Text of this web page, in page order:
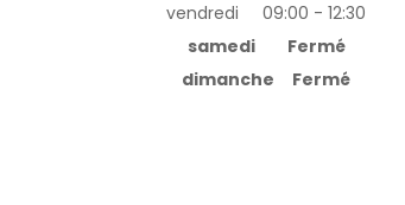
vendredi 09:00 - 12:30
samedi Fermé
dimanche Fermé